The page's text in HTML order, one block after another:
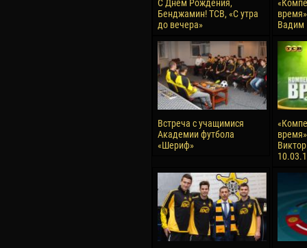
С Днём Рождения,
Бенджамин! ТСВ, «С утра
до вечера»
Вадим
Встреча с учащимися
Академии футбола
«Шериф»